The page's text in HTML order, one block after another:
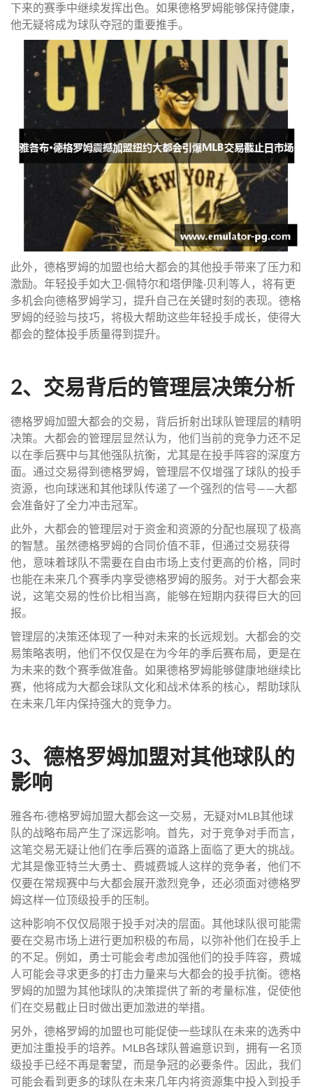
下来的赛季中继续发挥出色。如果德格罗姆能够保持健康，
他无疑将成为球队夺冠的重要推手。
此外，德格罗姆的加盟也给大都会的其他投手带来了压力和
激励。年轻投手如大卫·佩特尔和塔伊隆·贝利等人，将有更
多机会向德格罗姆学习，提升自己在关键时刻的表现。德格
罗姆的经验与技巧，将极大帮助这些年轻投手成长，使得大
都会的整体投手质量得到提升。
2、交易背后的管理层决策分析
德格罗姆加盟大都会的交易，背后折射出球队管理层的精明
决策。大都会的管理层显然认为，他们当前的竞争力还不足
以在季后赛中与其他强队抗衡，尤其是在投手阵容的深度方
面。通过交易得到德格罗姆，管理层不仅增强了球队的投手
资源，也向球迷和其他球队传递了一个强烈的信号——大都
会准备好了全力冲击冠军。
此外，大都会的管理层对于资金和资源的分配也展现了极高
的智慧。虽然德格罗姆的合同价值不菲，但通过交易获得
他，意味着球队不需要在自由市场上支付更高的价格，同时
也能在未来几个赛季内享受德格罗姆的服务。对于大都会来
说，这笔交易的性价比相当高，能够在短期内获得巨大的回
报。
管理层的决策还体现了一种对未来的长远规划。大都会的交
易策略表明，他们不仅仅是在为今年的季后赛布局，更是在
为未来的数个赛季做准备。如果德格罗姆能够健康地继续比
赛，他将成为大都会球队文化和战术体系的核心，帮助球队
在未来几年内保持强大的竞争力。
3、德格罗姆加盟对其他球队的
影响
雅各布·德格罗姆加盟大都会这一交易，无疑对MLB其他球
队的战略布局产生了深远影响。首先，对于竞争对手而言，
这笔交易无疑让他们在季后赛的道路上面临了更大的挑战。
尤其是像亚特兰大勇士、费城费城人这样的竞争者，他们不
仅要在常规赛中与大都会展开激烈竞争，还必须面对德格罗
姆这样一位顶级投手的压制。
这种影响不仅仅局限于投手对决的层面。其他球队很可能需
要在交易市场上进行更加积极的布局，以弥补他们在投手上
的不足。例如，勇士可能会考虑加强他们的投手阵容，费城
人可能会寻求更多的打击力量来与大都会的投手抗衡。德格
罗姆的加盟为其他球队的决策提供了新的考量标准，促使他
们在交易截止日时做出更加激进的举措。
另外，德格罗姆的加盟也可能促使一些球队在未来的选秀中
更加注重投手的培养。MLB各球队普遍意识到，拥有一名顶
级投手已经不再是奢望，而是争冠的必要条件。因此，我们
可能会看到更多的球队在未来几年内将资源集中投入到投手